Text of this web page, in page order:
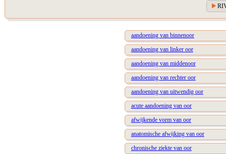
aandoening van binnenoor
aandoening van linker oor
aandoening van middenoor
aandoening van rechter oor
aandoening van uitwendig oor
acute aandoening van oor
afwijkende vorm van oor
anatomische afwijking van oor
chronische ziekte van oor